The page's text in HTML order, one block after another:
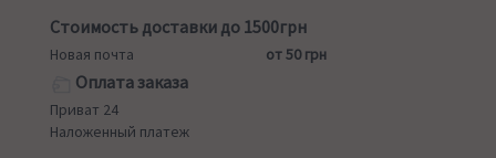
Стоимость доставки до 1500грн
Новая почта от 50 грн
Оплата заказа
Приват 24
Наложенный платеж